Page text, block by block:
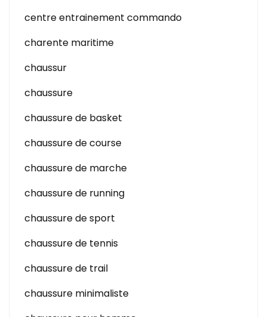
centre entrainement commando
charente maritime
chaussur
chaussure
chaussure de basket
chaussure de course
chaussure de marche
chaussure de running
chaussure de sport
chaussure de tennis
chaussure de trail
chaussure minimaliste